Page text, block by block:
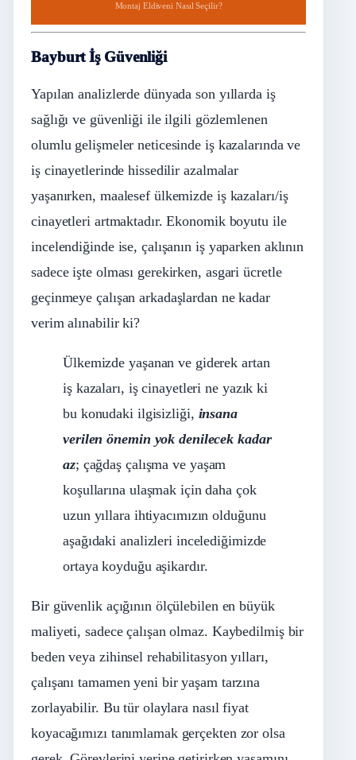
Montaj Eldiveni Nasıl Seçilir?
Bayburt İş Güvenliği
Yapılan analizlerde dünyada son yıllarda iş
sağlığı ve güvenliği ile ilgili gözlemlenen
olumlu gelişmeler neticesinde iş kazalarında ve
iş cinayetlerinde hissedilir azalmalar
yaşanırken, maalesef ülkemizde iş kazaları/iş
cinayetleri artmaktadır. Ekonomik boyutu ile
incelendiğinde ise, çalışanın iş yaparken aklının
sadece işte olması gerekirken, asgari ücretle
geçinmeye çalışan arkadaşlardan ne kadar
verim alınabilir ki?
Ülkemizde yaşanan ve giderek artan
iş kazaları, iş cinayetleri ne yazık ki
bu konudaki ilgisizliği, insana
verilen önemin yok denilecek kadar
az; çağdaş çalışma ve yaşam
koşullarına ulaşmak için daha çok
uzun yıllara ihtiyacımızın olduğunu
aşağıdaki analizleri incelediğimizde
ortaya koyduğu aşikardır.
Bir güvenlik açığının ölçülebilen en büyük
maliyeti, sadece çalışan olmaz. Kaybedilmiş bir
beden veya zihinsel rehabilitasyon yılları,
çalışanı tamamen yeni bir yaşam tarzına
zorlayabilir. Bu tür olaylara nasıl fiyat
koyacağımızı tanımlamak gerçekten zor olsa